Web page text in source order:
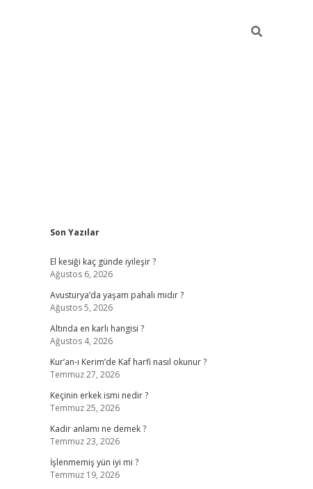
Sidebar
Son Yazılar
El kesiği kaç günde iyileşir ?
Ağustos 6, 2026
Avusturya’da yaşam pahalı mıdır ?
Ağustos 5, 2026
Altında en karlı hangisi ?
Ağustos 4, 2026
Kur’an-ı Kerim’de Kaf harfi nasıl okunur ?
Temmuz 27, 2026
Keçinin erkek ismi nedir ?
Temmuz 25, 2026
Kadir anlamı ne demek ?
Temmuz 23, 2026
İşlenmemiş yün iyi mi ?
Temmuz 19, 2026
ilbet giriş